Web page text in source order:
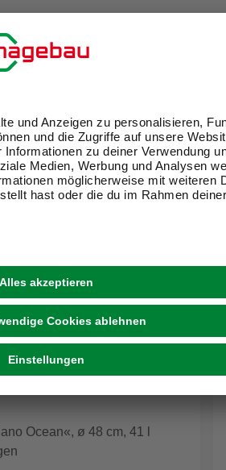
Ocean«, ø 48 cm, 41 l